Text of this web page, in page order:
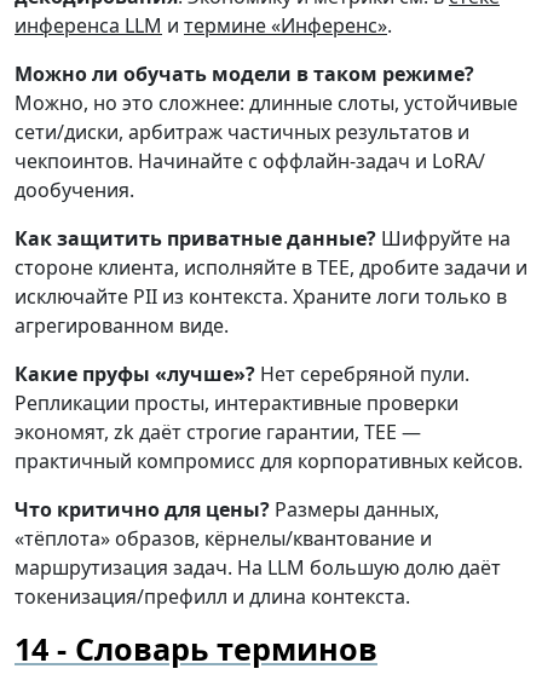
инференса LLM и термине «Инференс».
Можно ли обучать модели в таком режиме?
Можно, но это сложнее: длинные слоты, устойчивые
сети/диски, арбитраж частичных результатов и
чекпоинтов. Начинайте с оффлайн-задач и LoRA/
дообучения.
Как защитить приватные данные? Шифруйте на
стороне клиента, исполняйте в TEE, дробите задачи и
исключайте PII из контекста. Храните логи только в
агрегированном виде.
Какие пруфы «лучше»? Нет серебряной пули.
Репликации просты, интерактивные проверки
экономят, zk даёт строгие гарантии, TEE —
практичный компромисс для корпоративных кейсов.
Что критично для цены? Размеры данных,
«тёплота» образов, кёрнелы/квантование и
маршрутизация задач. На LLM большую долю даёт
токенизация/префилл и длина контекста.
Словарь терминов